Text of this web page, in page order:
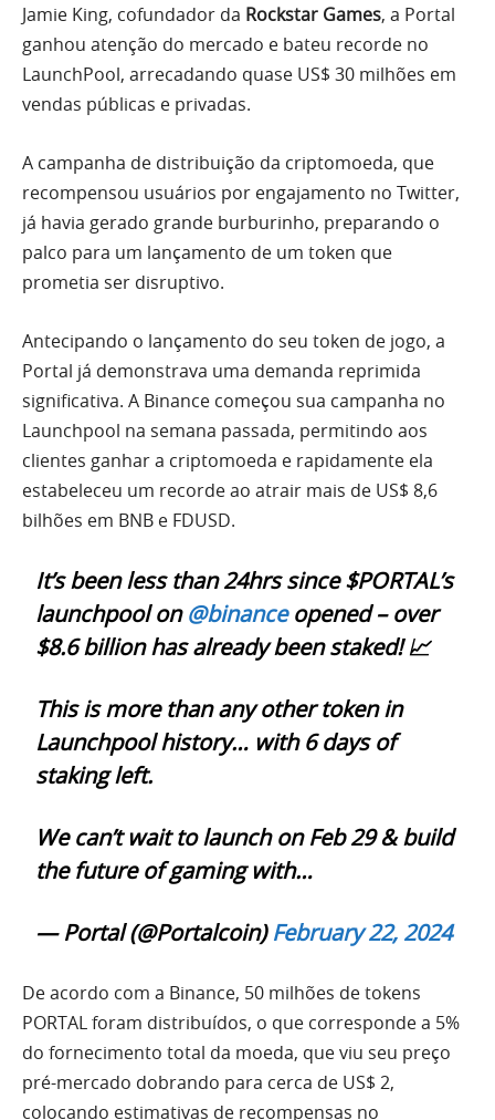
Jamie King, cofundador da Rockstar Games, a Portal
ganhou atenção do mercado e bateu recorde no
LaunchPool, arrecadando quase US$ 30 milhões em
vendas públicas e privadas.
A campanha de distribuição da criptomoeda, que
recompensou usuários por engajamento no Twitter,
já havia gerado grande burburinho, preparando o
palco para um lançamento de um token que
prometia ser disruptivo.
Antecipando o lançamento do seu token de jogo, a
Portal já demonstrava uma demanda reprimida
significativa. A Binance começou sua campanha no
Launchpool na semana passada, permitindo aos
clientes ganhar a criptomoeda e rapidamente ela
estabeleceu um recorde ao atrair mais de US$ 8,6
bilhões em BNB e FDUSD.
It’s been less than 24hrs since $PORTAL’s
launchpool on@binanceopened – over
$8.6 billion has already been staked! 📈
This is more than any other token in
Launchpool history… with 6 days of
staking left.
We can’t wait to launch on Feb 29 & build
the future of gaming with…
— Portal (@Portalcoin)February 22, 2024
De acordo com a Binance, 50 milhões de tokens
PORTAL foram distribuídos, o que corresponde a 5%
do fornecimento total da moeda, que viu seu preço
pré-mercado dobrando para cerca de US$ 2,
colocando estimativas de recompensas no